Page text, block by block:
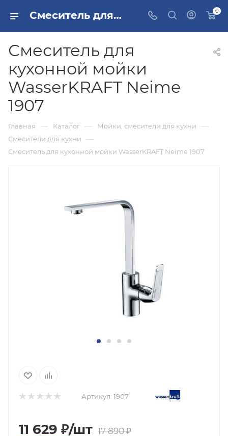
Смеситель для кухонной мойки WasserKRAFT Neime 1907 купить в Москве 0
Смеситель для
кухонной мойки
WasserKRAFT Neime
1907
Главная — Каталог — Мойки, смесители для кухни —
Смесители для кухни —
Смеситель для кухонной мойки WasserKRAFT Neime 1907
Артикул: 1907
11 629 ₽/шт 17 890₽